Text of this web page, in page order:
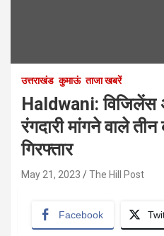
उत्तराखंड कुमाऊं ताजा खबरें
Haldwani: विजिलेंस
रंगदारी मांगने वाले
गिरफ्तार
May 21, 2023 The Hill Post
Facebook